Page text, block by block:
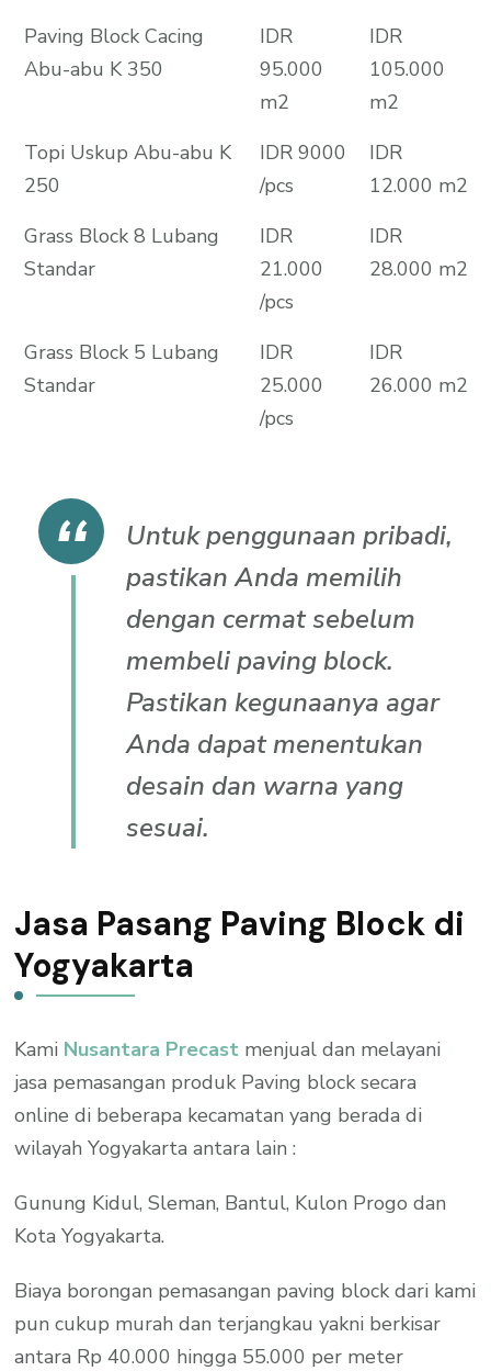
Paving Block Cacing
Abu-abu K 350
IDR
95.000
m2
IDR
105.000
m2
Topi Uskup Abu-abu K
250
IDR 9000
/pcs
IDR
12.000 m2
Grass Block 8 Lubang
Standar
IDR
21.000
/pcs
IDR
28.000 m2
Grass Block 5 Lubang
Standar
IDR
25.000
/pcs
IDR
26.000 m2
Untuk penggunaan pribadi,
pastikan Anda memilih
dengan cermat sebelum
membeli paving block.
Pastikan kegunaanya agar
Anda dapat menentukan
desain dan warna yang
sesuai.
Jasa Pasang Paving Block di
Yogyakarta
Kami Nusantara Precast menjual dan melayani
jasa pemasangan produk Paving block secara
online di beberapa kecamatan yang berada di
wilayah Yogyakarta antara lain :
Gunung Kidul, Sleman, Bantul, Kulon Progo dan
Kota Yogyakarta.
Biaya borongan pemasangan paving block dari kami
pun cukup murah dan terjangkau yakni berkisar
antara Rp 40.000 hingga 55.000 per meter